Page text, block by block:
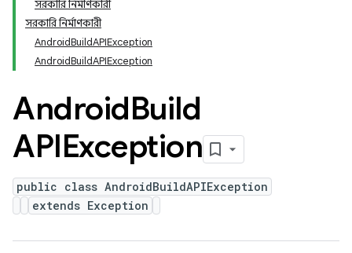
সরকারি নির্মাণকারী
সরকারি নির্মাণকারী
AndroidBuildAPIException
AndroidBuildAPIException
AndroidBuild
APIException
public class AndroidBuildAPIException
extends Exception